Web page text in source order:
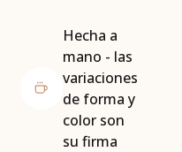
Hecha a
mano - las
variaciones
de forma y
color son
su firma